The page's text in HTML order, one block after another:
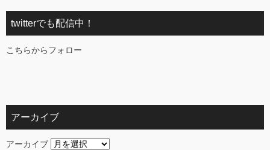
twitterでも配信中！
こちらからフォロー
アーカイブ
アーカイブ